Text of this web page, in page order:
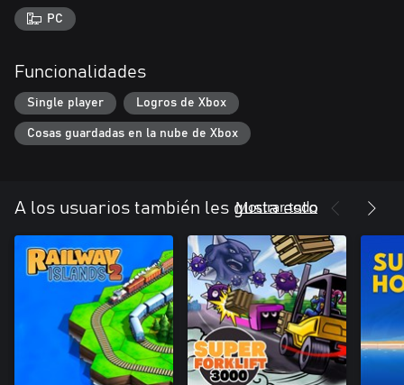
PC
Funcionalidades
Single player Logros de Xbox
Cosas guardadas en la nube de Xbox
A los usuarios también les gusta esto
Mostrar todo